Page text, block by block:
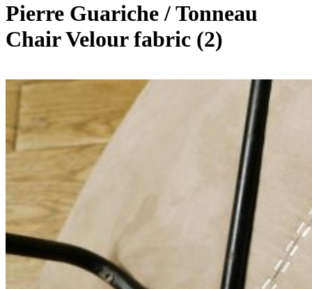
Pierre Guariche / Tonneau
Chair Velour fabric (2)